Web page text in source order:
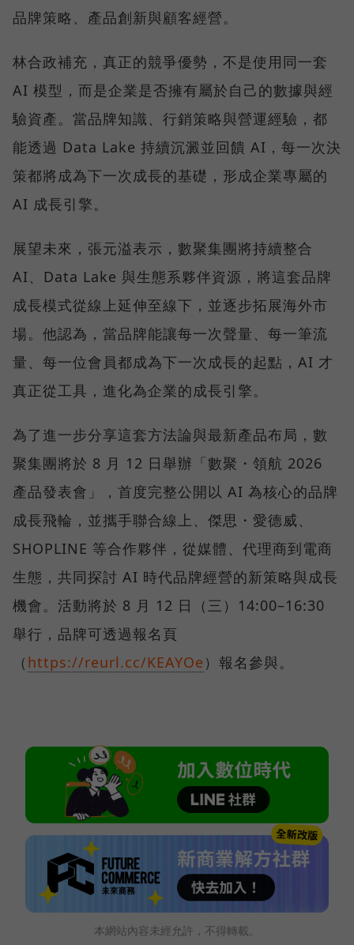
品牌策略、產品創新與顧客經營。
林合政補充，真正的競爭優勢，不是使用同一套
AI 模型，而是企業是否擁有屬於自己的數據與經
驗資產。當品牌知識、行銷策略與營運經驗，都
能透過 Data Lake 持續沉澱並回饋 AI，每一次決
策都將成為下一次成長的基礎，形成企業專屬的
AI 成長引擎。
展望未來，張元溢表示，數聚集團將持續整合
AI、Data Lake 與生態系夥伴資源，將這套品牌
成長模式從線上延伸至線下，並逐步拓展海外市
場。他認為，當品牌能讓每一次聲量、每一筆流
量、每一位會員都成為下一次成長的起點，AI 才
真正從工具，進化為企業的成長引擎。
為了進一步分享這套方法論與最新產品布局，數
聚集團將於 8 月 12 日舉辦「數聚・領航 2026
產品發表會」，首度完整公開以 AI 為核心的品牌
成長飛輪，並攜手聯合線上、傑思・愛德威、
SHOPLINE 等合作夥伴，從媒體、代理商到電商
生態，共同探討 AI 時代品牌經營的新策略與成長
機會。活動將於 8 月 12 日（三）14:00–16:30
舉行，品牌可透過報名頁
（ https://reurl.cc/KEAYOe ）報名參與。
本網站內容未經允許，不得轉載。